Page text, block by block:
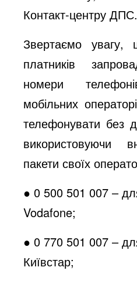
Контакт-центру ДПС.
Звертаємо увагу,
платників
номери
мобільних
телефонувати без
використовуючи
пакети своїх
● 0 500 501 007 –
Vodafone;
● 0 770 501 007 –
Київстар;